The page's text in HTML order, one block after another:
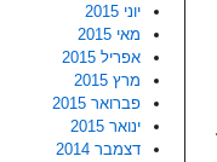
יוני 2015
מאי 2015
אפריל 2015
מרץ 2015
פברואר 2015
ינואר 2015
דצמבר 2014